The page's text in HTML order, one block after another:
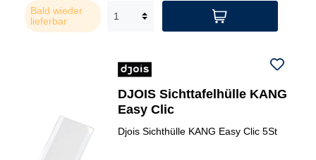
Bald wieder
lieferbar
DJOIS Sichttafelhülle KANG
Easy Clic
Djois Sichthülle KANG Easy Clic 5St